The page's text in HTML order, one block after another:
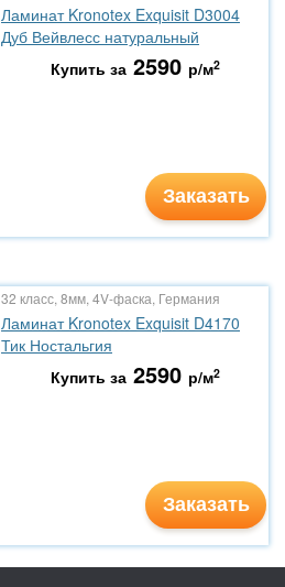
Ламинат Kronotex Exquisit D3004
Дуб Вейвлесс натуральный
Купить за 2590 р/м2
Заказать
32 класс, 8мм, 4V-фаска, Германия
Ламинат Kronotex Exquisit D4170
Тик Ностальгия
Купить за 2590 р/м2
Заказать